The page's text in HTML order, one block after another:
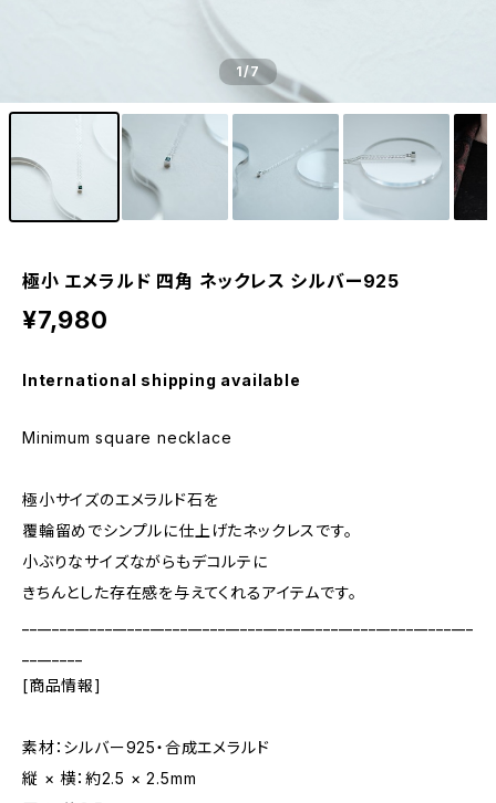
1/7
極小 エメラルド 四角 ネックレス シルバー925
¥7,980
International shipping available
Minimum square necklace
極小サイズのエメラルド石を
覆輪留めでシンプルに仕上げたネックレスです。
小ぶりなサイズながらもデコルテに
きちんとした存在感を与えてくれるアイテムです。
[商品情報]
素材：シルバー925・合成エメラルド
縦 × 横：約2.5 × 2.5mm